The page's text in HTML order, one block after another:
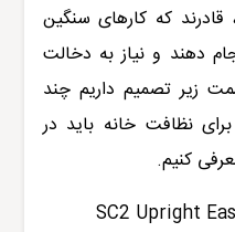
قادرند که کارهای سنگین
دهند و نیاز به دخالت
زیر تصمیم داریم چند
برای نظافت خانه باید در
کنیم.
SC2 Upright